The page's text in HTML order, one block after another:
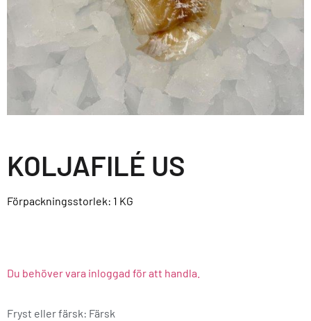
KOLJAFILÉ US
Förpackningsstorlek: 1 KG
Du behöver vara inloggad för att handla.
Fryst eller färsk: Färsk